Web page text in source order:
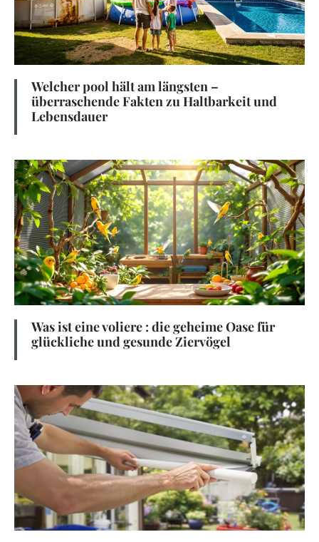
Welcher pool hält am längsten –
überraschende Fakten zu Haltbarkeit und
Lebensdauer
Was ist eine voliere : die geheime Oase für
glückliche und gesunde Ziervögel